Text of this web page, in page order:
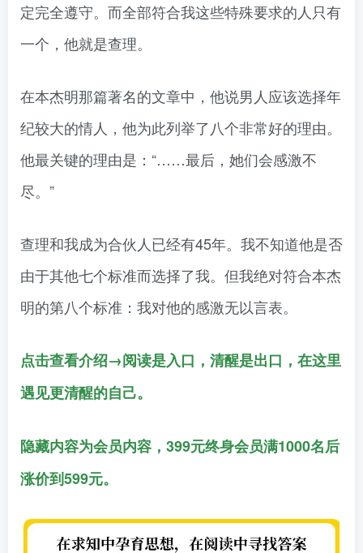
定完全遵守。而全部符合我这些特殊要求的人只有
一个，他就是查理。
在本杰明那篇著名的文章中，他说男人应该选择年
纪较大的情人，他为此列举了八个非常好的理由。
他最关键的理由是：“……最后，她们会感激不
尽。”
查理和我成为合伙人已经有45年。我不知道他是否
由于其他七个标准而选择了我。但我绝对符合本杰
明的第八个标准：我对他的感激无以言表。
点击查看介绍→阅读是入口，清醒是出口，在这里
遇见更清醒的自己。
隐藏内容为会员内容，399元终身会员满1000名后
涨价到599元。